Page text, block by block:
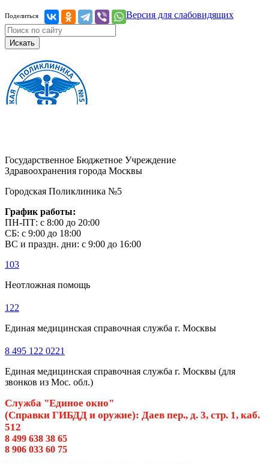
Поделиться Версия для слабовидящих
Искать
Государственное Бюджетное Учреждение
Здравоохранения города Москвы
Городская Поликлиника №5
График работы:
ПН-ПТ: с 8:00 до 20:00
СБ: с 9:00 до 18:00
ВС и праздн. дни: с 9:00 до 16:00
103
Неотложная помощь
122
Единая медицинская справочная служба г. Москвы
8 495 122 0221
Единая медицинская справочная служба г. Москвы (для
звонков из Мос. обл.)
Служба "Единое окно"
(Справки ГИБДД и оружие): Даев пер., д. 3, стр. 1, каб.
512
8 499 638 38 65
8 906 033 60 75